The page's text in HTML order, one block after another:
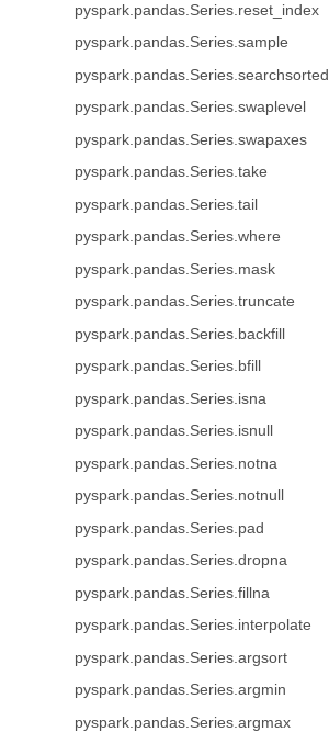
pyspark.pandas.Series.reset_index
pyspark.pandas.Series.sample
pyspark.pandas.Series.searchsorted
pyspark.pandas.Series.swaplevel
pyspark.pandas.Series.swapaxes
pyspark.pandas.Series.take
pyspark.pandas.Series.tail
pyspark.pandas.Series.where
pyspark.pandas.Series.mask
pyspark.pandas.Series.truncate
pyspark.pandas.Series.backfill
pyspark.pandas.Series.bfill
pyspark.pandas.Series.isna
pyspark.pandas.Series.isnull
pyspark.pandas.Series.notna
pyspark.pandas.Series.notnull
pyspark.pandas.Series.pad
pyspark.pandas.Series.dropna
pyspark.pandas.Series.fillna
pyspark.pandas.Series.interpolate
pyspark.pandas.Series.argsort
pyspark.pandas.Series.argmin
pyspark.pandas.Series.argmax